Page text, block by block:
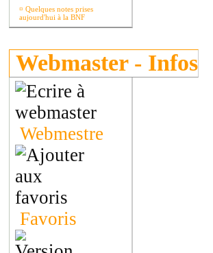
¤ Quelques notes prises
aujourd'hui à la BNF
Webmaster - Infos
Webmestre
Favoris